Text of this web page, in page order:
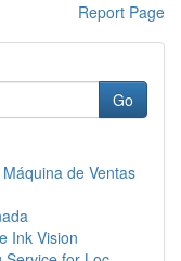
Report Page
Go
de Ventas
Ink Vision